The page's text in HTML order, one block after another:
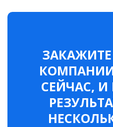
КОМПАНИИ
СЕЙЧАС,